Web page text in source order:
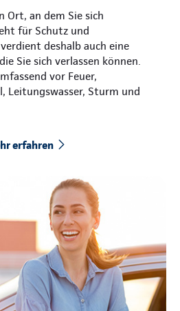
Ort, an dem Sie sich
für Schutz und
deshalb auch eine
Sie sich verlassen können.
vor Feuer,
Leitungswasser, Sturm und
erfahren